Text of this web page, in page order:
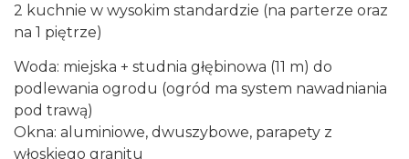
2 kuchnie w wysokim standardzie (na parterze oraz
na 1 piętrze)
Woda: miejska + studnia głębinowa (11 m) do
podlewania ogrodu (ogród ma system nawadniania
pod trawą)
Okna: aluminiowe, dwuszybowe, parapety z
włoskiego granitu